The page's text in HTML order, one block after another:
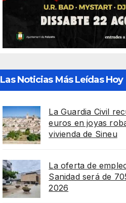
Las Noticias Más Leídas Hoy
La Guardia Civil
euros en joyas
vivienda de Sineu
La oferta de
Sanidad será de
2026